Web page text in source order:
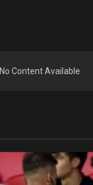
No Content Available